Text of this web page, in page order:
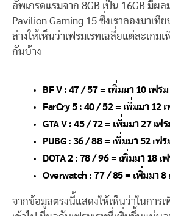
อัพเกรดแรมจาก 8GB เป็น 16GB มีผ
Pavilion Gaming 15 ซึ่งเราลองมาเ
ล่างให้เห็นว่าเฟรมเรทเฉลี่ยแต่ละเกม
กันบ้าง
BF V : 47 / 57 = เพิ่มมา 10 เฟรม
FarCry 5 : 40 / 52 = เพิ่มมา 12
GTA V : 45 / 72 = เพิ่มมา 27 เฟร
PUBG : 36 / 88 = เพิ่มมา 52 เฟร
DOTA 2 : 78 / 96 = เพิ่มมา 18 เ
Overwatch : 77 / 85 = เพิ่มมา 8
จากข้อมูลตรงนี้แสดงให้เห็นว่าในการ